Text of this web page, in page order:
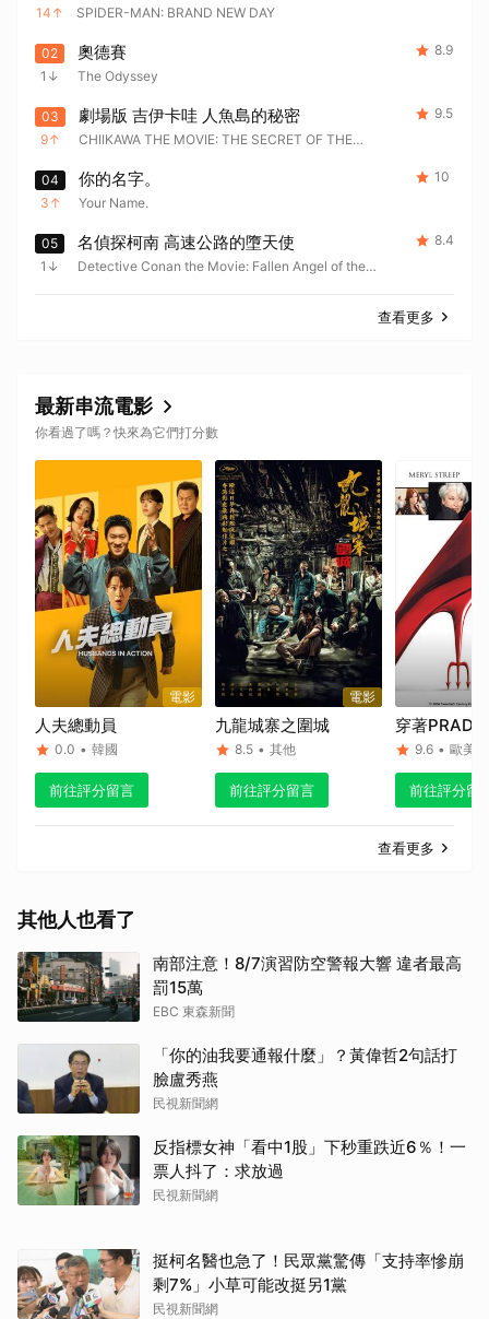
14
SPIDER-MAN: BRAND NEW DAY
02
1
奧德賽
The Odyssey
8.9
03
9
劇場版 吉伊卡哇 人魚島的秘密
CHIIKAWA THE MOVIE: THE SECRET OF THE
9.5
04
3
你的名字。
Your Name.
10
05
1
名偵探柯南 高速公路的墮天使
Detective Conan the Movie: Fallen Angel of the
8.4
查看更多
最新串流電影
你看過了嗎？快來為它們打分數
電影
人夫總動員
0.0 • 韓國
前往評分留言
電影
九龍城寨之圍城
8.5 • 其他
前往評分留言
穿著
9.6 • 歐美
前往評分留
查看更多
其他人也看了
南部注意！8/7演習防空警報大響 違者最高
罰15萬
EBC 東森新聞
「你的油我要通報什麼」？黃偉哲2句話打
臉盧秀燕
民視新聞網
反指標女神「看中1股」下秒重跌近6％！一
票人抖了：求放過
民視新聞網
挺柯名醫也急了！民眾黨驚傳「支持率慘崩
剩7%」小草可能改挺另1黨
民視新聞網